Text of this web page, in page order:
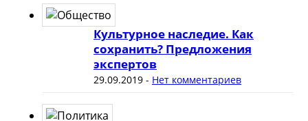
Культурное наследие. Как
сохранить? Предложения
экспертов
29.09.2019- Нет комментариев